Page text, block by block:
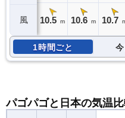
風 10.5 m 10.6 m 10.7
1時間ごと
パゴパゴと日本の気温